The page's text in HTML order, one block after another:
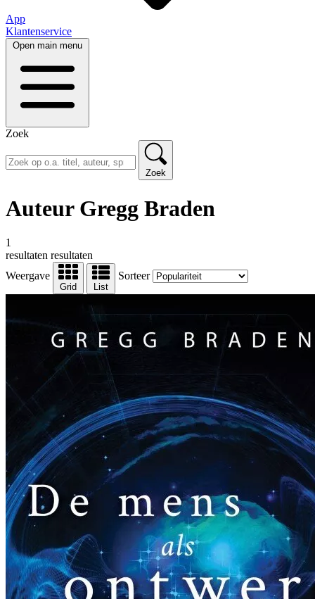
App
Klantenservice
Open main menu
Zoek
Zoek
Auteur Gregg Braden
1
resultaten resultaten
Weergave
Grid List
Sorteer